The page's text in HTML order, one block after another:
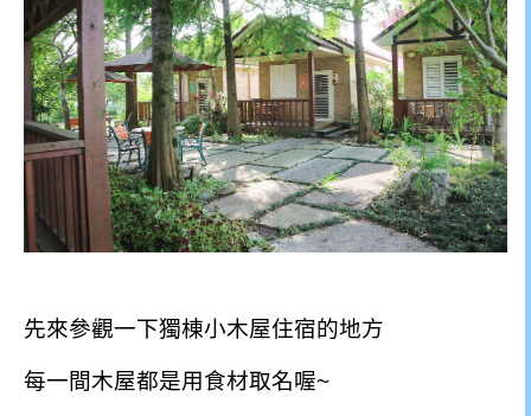
先來參觀一下獨棟小木屋住宿的地方
每一間木屋都是用食材取名喔~